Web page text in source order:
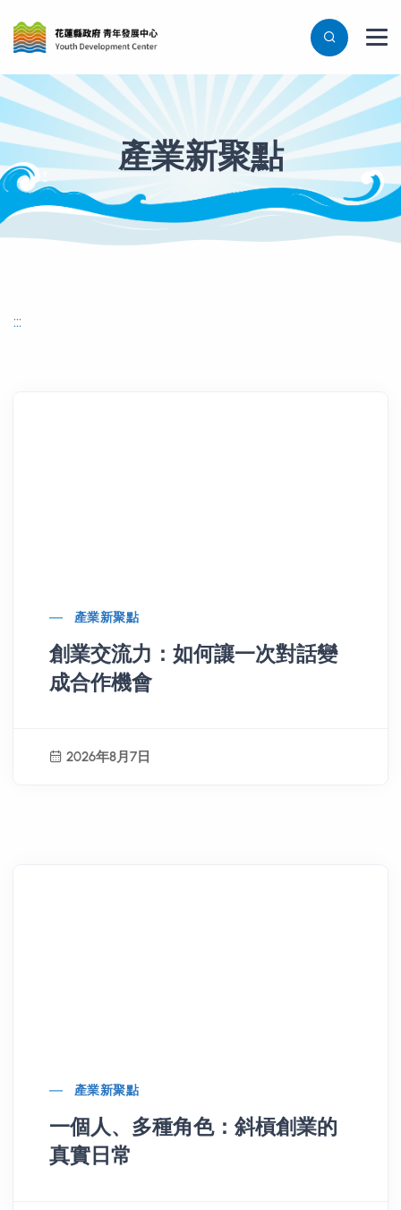
產業新聚點
產業新聚點列表
:::
產業新聚點
創業交流力：如何讓一次對話變
成合作機會
2026年8月7日
產業新聚點
一個人、多種角色：斜槓創業的
真實日常